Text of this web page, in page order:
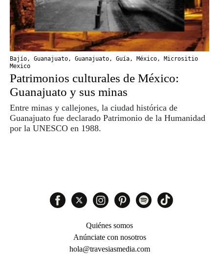
Bajío, Guanajuato, Guanajuato, Guía, México, Micrositio
Mexico
Patrimonios culturales de México:
Guanajuato y sus minas
Entre minas y callejones, la ciudad histórica de
Guanajuato fue declarado Patrimonio de la Humanidad
por la UNESCO en 1988.
Quiénes somos
Anúnciate con nosotros
hola@travesiasmedia.com